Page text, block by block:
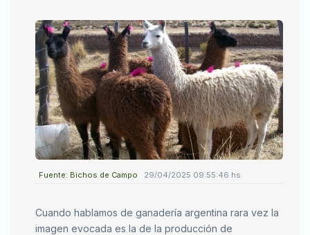
Fuente: Bichos de Campo 29/04/2025 09:55:46 hs
Cuando hablamos de ganadería argentina rara vez la
imagen evocada es la de la producción de